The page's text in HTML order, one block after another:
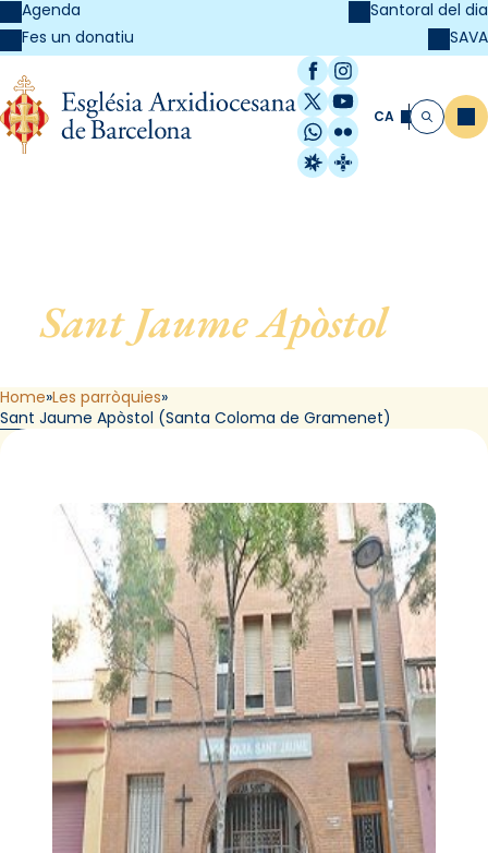
Agenda
Fes un donatiu
Santoral del dia
SAVA
Facebook
Instagram
X / Twitter
YouTube
WhatsApp
Flickr
Radio Estel
Catalunya
CA Cerca
Sant Jaume Apòstol, de
Santa Coloma de Gramenet
Home Les parròquies
Sant Jaume Apòstol (Santa Coloma de Gramenet)